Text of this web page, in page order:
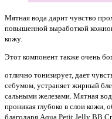
Мятная вода дарит чувство
повышенной выработкой
кожу.
Этот компонент также очень
отлично тонизирует, дает
себумом, устраняет жирный
сальными железами. Мятная
проникая глубоко в слои кожи,
благодаря Aqua Petit Jelly BB